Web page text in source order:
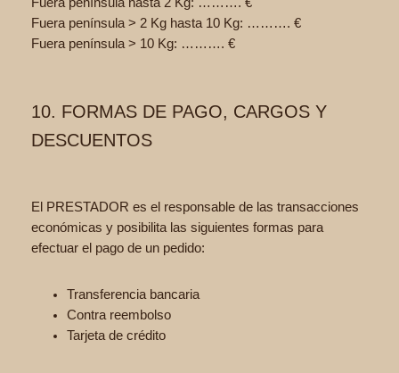
Fuera península > 2 Kg hasta 10 Kg: ………. €
Fuera península > 10 Kg: ………. €
10. FORMAS DE PAGO, CARGOS Y
DESCUENTOS
El PRESTADOR es el responsable de las transacciones
económicas y posibilita las siguientes formas para
efectuar el pago de un pedido:
Transferencia bancaria
Contra reembolso
Tarjeta de crédito